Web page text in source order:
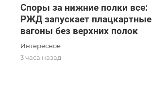
Споры за нижние полки все:
РЖД запускает плацкартные
вагоны без верхних полок
Интересное
3 часа назад